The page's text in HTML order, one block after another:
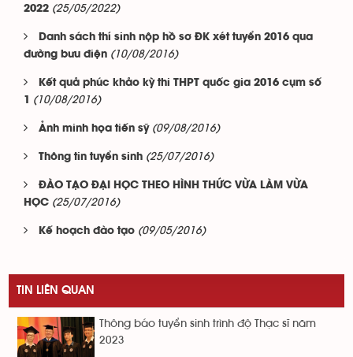
2022 (25/05/2022)
Danh sách thí sinh nộp hồ sơ ĐK xét tuyển 2016 qua
đường bưu điện (10/08/2016)
Kết quả phúc khảo kỳ thi THPT quốc gia 2016 cụm số
1
(10/08/2016)
Ảnh minh họa tiến sỹ (09/08/2016)
Thông tin tuyển sinh (25/07/2016)
ĐÀO TẠO ĐẠI HỌC THEO HÌNH THỨC VỪA LÀM VỪA
HỌC (25/07/2016)
Kế hoạch đào tạo (09/05/2016)
TIN LIÊN QUAN
Thông báo tuyển sinh trình độ Thạc sĩ năm
2023